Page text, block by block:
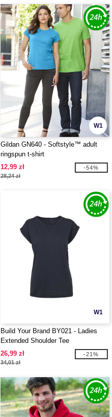
W1
Gildan GN640 - Softstyle™ adult
ringspun t-shirt
12,99 zł
28,24 zł
-54%
W1
Build Your Brand BY021 - Ladies
Extended Shoulder Tee
26,99 zł
34,01 zł
-21%